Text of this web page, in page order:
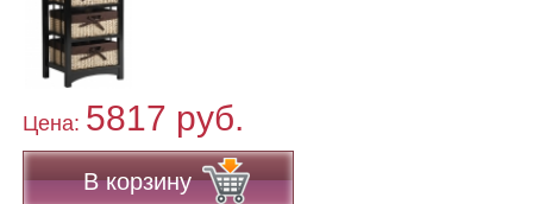
Цена: 5817 руб.
В корзину